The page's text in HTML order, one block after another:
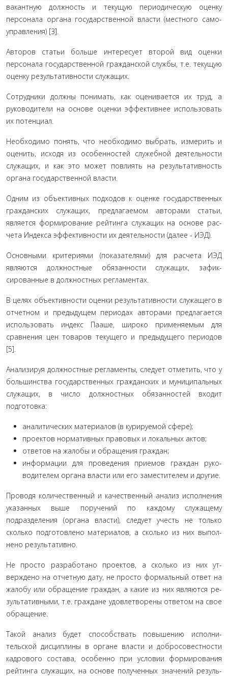
вакантную должность и текущую периодическую оценку
персонала органа государственной власти (местного само­
управления) [3].
Авторов статьи больше интересует второй вид оценки
персонала государственной гражданской службы, т.е. теку­щую
оценку результативности служащих.
Сотрудники должны понимать, как оценивается их труд, а
руководители на основе оценки эффективнее исполь­зовать
их потенциал.
Необходимо понять, что необходимо выбрать, измерить и
оценить, исходя из особенностей служебной деятельности
служащих, и как это может повлиять на результативность
органа государственной власти.
Одним из объективных подходов к оценке государствен­ных
гражданских служащих, предлагаемом авторами статьи,
является формирование рейтинга служащих на основе рас­
чета Индекса эффективности их деятельности (далее - ИЭД).
Основными критериями (показателями) для расчета ИЭД
являются должностные обязанности служащих, зафик­
сированные в должностных регламентах.
В целях объективности оценки результативности слу­жащего в
отчетном и предыдущем периодах авторами пред­лагается
использовать индекс Пааше, широко применяемым для
сравнения цен товаров текущего и предыдущего перио­дов
[5].
Анализируя должностные регламенты, следует отме­тить, что у
большинства государственных гражданских и му­ниципальных
служащих, в число должностных обязанностей входит
подготовка:
аналитических материалов (в курируемой сфере);
проектов нормативных правовых и локальных актов;
ответов на жалобы и обращения граждан;
информации для проведения приемов граждан руко­
водителем органа власти или его заместителем и другие.
Проводя количественный и качественный анализ ис­полнения
указанных выше поручений по каждому служаще­му
подразделения (органа власти), следует учесть не только
сколько подготовлено материалов, а сколько из них выпол­
нено результативно.
Не просто разработано проектов, а сколько из них ут­
верждено на отчетную дату, не просто формальный ответ на
жалобу или обращение граждан, а какие из них являются ре­
зультативными, т.е. граждане удовлетворены ответом на свое
обращение.
Такой анализ будет способствать повышению исполни­
тельской дисциплины в органе власти и добросовестности
кадрового состава, особенно при условии формирования
рейтинга служащих, на основе полученных значений резуль­